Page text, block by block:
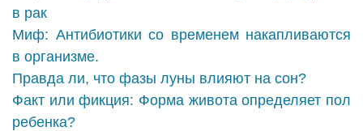
в рак
Миф: Антибиотики со временем накапливаются
в организме.
Правда ли, что фазы луны влияют на сон?
Факт или фикция: Форма живота определяет пол
ребенка?